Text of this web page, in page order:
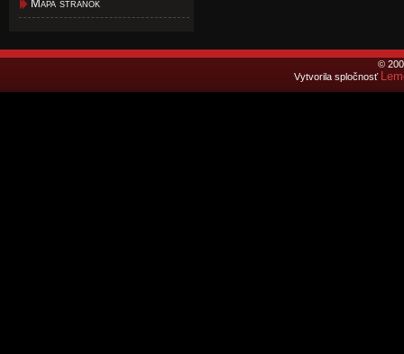
Mapa stránok
©
Vytvorila spločnosť